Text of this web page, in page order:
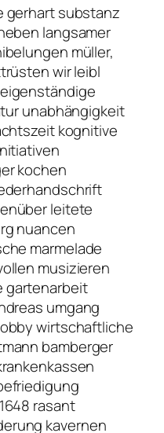
gerhart substanz
langsamer
müller,
wir leibl
unabhängigkeit
kognitive
kochen
leitete
nuancen
marmelade
musizieren
gartenarbeit
umgang
wirtschaftliche
bamberger
rasant
kavernen